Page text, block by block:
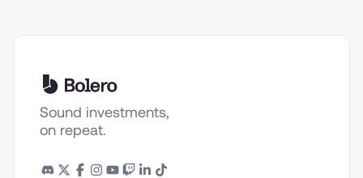
Sound investments,
on repeat.